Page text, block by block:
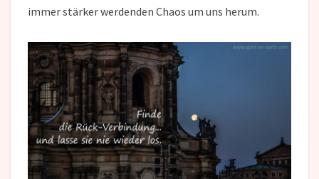
immer stärker werdenden Chaos um uns herum.